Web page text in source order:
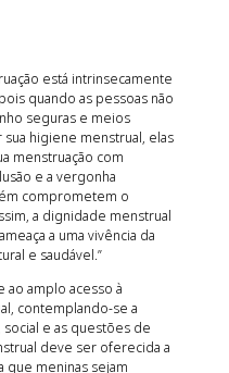
está intrinsecamente
quando as pessoas não
seguras e meios
higiene menstrual, elas
menstruação com
e a vergonha
comprometem o
a dignidade menstrual
a uma vivência da
e saudável.”
ao amplo acesso à
contemplando-se a
e as questões de
deve ser oferecida a
que meninas sejam